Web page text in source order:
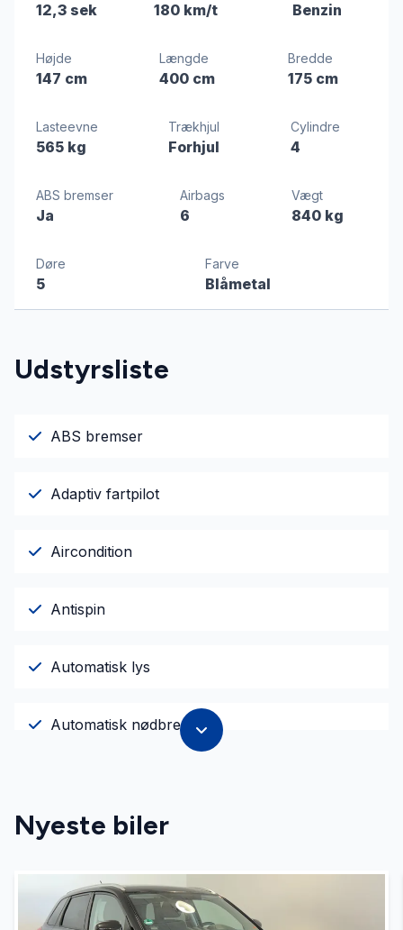
12,3 sek 180 km/t Benzin
Højde
147 cm
Længde
400 cm
Bredde
175 cm
Lasteevne
565 kg
Trækhjul
Forhjul
Cylindre
4
ABS bremser
Ja
Airbags
6
Vægt
840 kg
Døre
5
Farve
Blåmetal
Udstyrsliste
ABS bremser
Adaptiv fartpilot
Aircondition
Antispin
Automatisk lys
Automatisk nødbremse
Bluetooth
Dæktryksystem
Nyeste biler